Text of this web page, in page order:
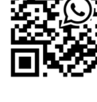
Scuola
in
Liceo
ore 18 - Fiano
in
da mons.
ore 20.30 -
di don
in alcuni
alle ore